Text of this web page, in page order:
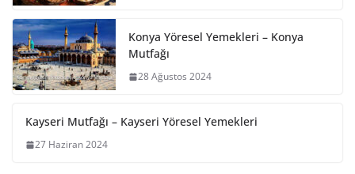
Konya Yöresel Yemekleri – Konya
Mutfağı
28 Ağustos 2024
Kayseri Mutfağı – Kayseri Yöresel Yemekleri
27 Haziran 2024